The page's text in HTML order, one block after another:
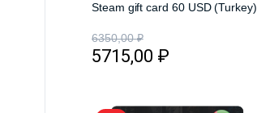
Steam gift card 60 USD (Turkey)
6350,00₽
5715,00 ₽